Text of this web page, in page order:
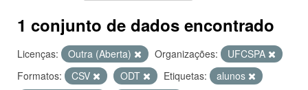
1 conjunto de dados encontrado
Licenças: Outra (Aberta) Organizações:
UFCSPA
Formatos:
CSV ODT Etiquetas:
alunos